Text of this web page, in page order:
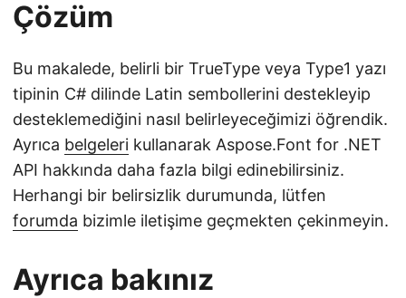
Çözüm
Bu makalede, belirli bir TrueType veya Type1 yazı
tipinin C# dilinde Latin sembollerini destekleyip
desteklemediğini nasıl belirleyeceğimizi öğrendik.
Ayrıca belgeleri kullanarak Aspose.Font for .NET
API hakkında daha fazla bilgi edinebilirsiniz.
Herhangi bir belirsizlik durumunda, lütfen
forumda bizimle iletişime geçmekten çekinmeyin.
Ayrıca bakınız